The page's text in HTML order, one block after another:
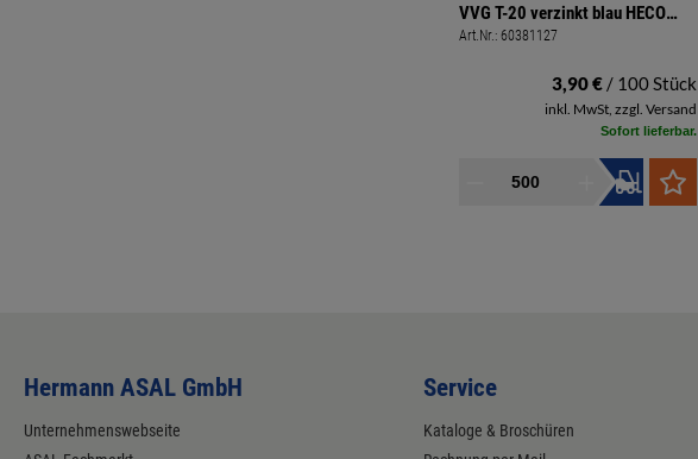
VVG T-20 verzinkt blau HECO
TOPIX plus
Art.Nr.: 60381127
3,90 € / 100 Stück
inkl. MwSt, zzgl. Versand
Sofort lieferbar.
Hermann ASAL GmbH
Unternehmenswebseite
Service
Kataloge & Broschüren